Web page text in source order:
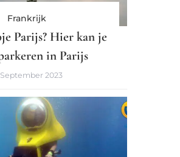
Frankrijk
Parijs? Hier kan je
in Parijs
September 2023